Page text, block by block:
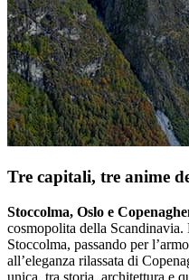
Tre capitali, tre anime
Stoccolma, Oslo e
cosmopolita della
Stoccolma, passando per
all’eleganza rilassata di
unica, tra storia, architettura e